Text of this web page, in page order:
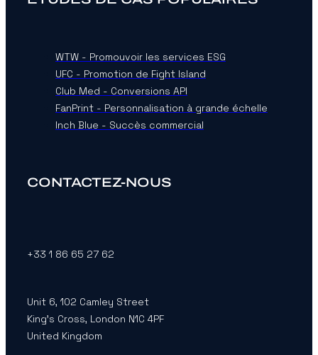
WTW - Promouvoir les services ESG
UFC - Promotion de Fight Island
Club Med - Conversions API
FanPrint - Personnalisation à grande échelle
Inch Blue - Succès commercial
CONTACTEZ-NOUS
+33 1 86 65 27 62
Unit 6, 102 Camley Street
King’s Cross, London N1C 4PF
United Kingdom